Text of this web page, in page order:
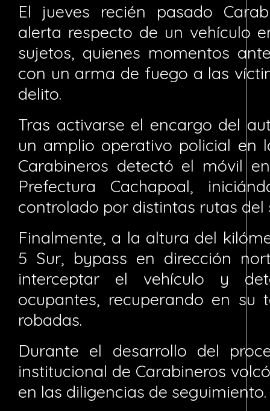
El jueves recién pasado
alerta respecto de un vehículo
sujetos, quienes momentos
con un arma de fuego a las
delito.
Tras activarse el encargo del
un amplio operativo policial en
Carabineros detectó el móvil
Prefectura Cachapoal,
controlado por distintas rutas del
Finalmente, a la altura del
5 Sur, bypass en dirección
interceptar el vehículo y
ocupantes, recuperando en su
robadas.
Durante el desarrollo del
institucional de Carabineros
en las diligencias de seguimiento.